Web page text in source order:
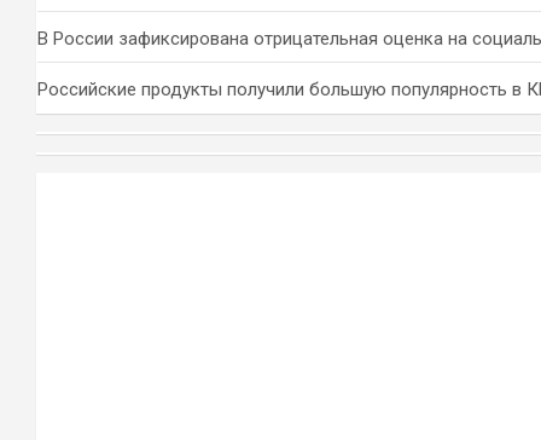
В России зафиксирована отрицательная оценка на
Российские продукты получили большую популярность в